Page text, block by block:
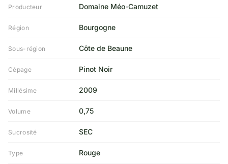
Producteur Domaine Méo-Camuzet
Région Bourgogne
Sous-région Côte de Beaune
Cépage Pinot Noir
Millésime 2009
Volume 0,75
Sucrosité SEC
Type Rouge